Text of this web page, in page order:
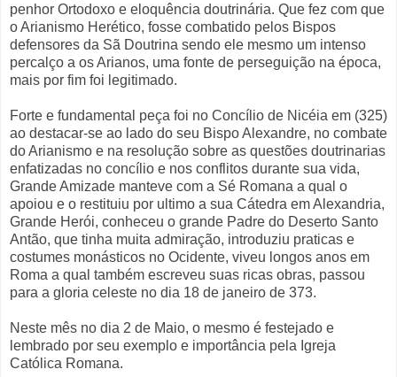
penhor Ortodoxo e eloquência doutrinária. Que fez com que
o Arianismo Herético, fosse combatido pelos Bispos
defensores da Sã Doutrina sendo ele mesmo um intenso
percalço a os Arianos, uma fonte de perseguição na época,
mais por fim foi legitimado.
Forte e fundamental peça foi no Concílio de Nicéia em (325)
ao destacar-se ao lado do seu Bispo Alexandre, no combate
do Arianismo e na resolução sobre as questões doutrinarias
enfatizadas no concílio e nos conflitos durante sua vida,
Grande Amizade manteve com a Sé Romana a qual o
apoiou e o restituiu por ultimo a sua Cátedra em Alexandria,
Grande Herói, conheceu o grande Padre do Deserto Santo
Antão, que tinha muita admiração, introduziu praticas e
costumes monásticos no Ocidente, viveu longos anos em
Roma a qual também escreveu suas ricas obras, passou
para a gloria celeste no dia 18 de janeiro de 373.
Neste mês no dia 2 de Maio, o mesmo é festejado e
lembrado por seu exemplo e importância pela Igreja
Católica Romana.